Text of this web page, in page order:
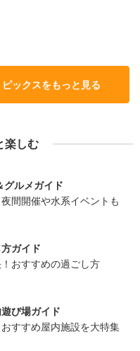
ックスをもっと見る
楽しむ
グルメガイド
間開催や水系イベントも
ガイド
おすすめの過ごし方
び場ガイド
すすめ屋内施設を大特集